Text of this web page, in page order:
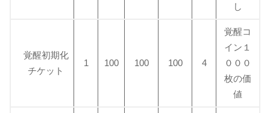
し
覚醒初期化
チケット
1 100 100 100 4
覚醒コ
イン１
０００
枚の価
値